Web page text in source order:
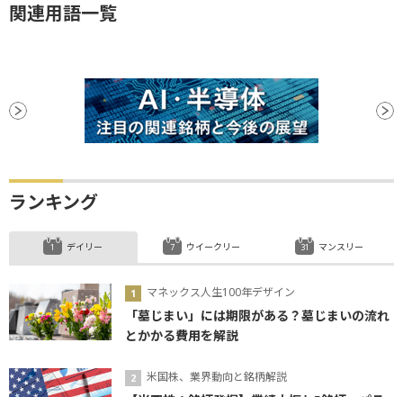
関連用語一覧
ランキング
デイリー
マネックス人生100年デザイン
「墓じまい」には期限がある？墓じまいの流れ
とかかる費用を解説
米国株、業界動向と銘柄解説
ウイークリー マンスリー